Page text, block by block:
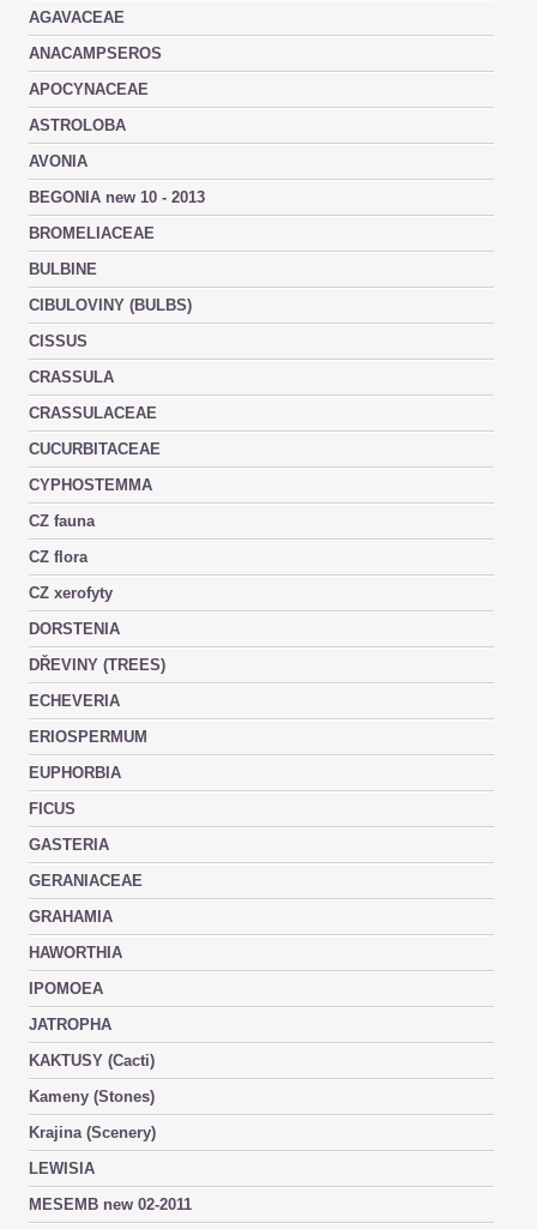
AGAVACEAE
ANACAMPSEROS
APOCYNACEAE
ASTROLOBA
AVONIA
BEGONIA new 10 - 2013
BROMELIACEAE
BULBINE
CIBULOVINY (BULBS)
CISSUS
CRASSULA
CRASSULACEAE
CUCURBITACEAE
CYPHOSTEMMA
CZ fauna
CZ flora
CZ xerofyty
DORSTENIA
DŘEVINY (TREES)
ECHEVERIA
ERIOSPERMUM
EUPHORBIA
FICUS
GASTERIA
GERANIACEAE
GRAHAMIA
HAWORTHIA
IPOMOEA
JATROPHA
KAKTUSY (Cacti)
Kameny (Stones)
Krajina (Scenery)
LEWISIA
MESEMB new 02-2011